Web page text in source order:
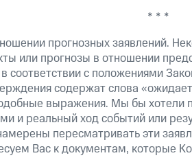
* * *
прогнозных заявлений.
или прогнозы в отношении
соответствии с положениями
содержат слова
выражения. Мы бы хотели
и реальный ход событий или
пересматривать эти
Вас к документам, которые